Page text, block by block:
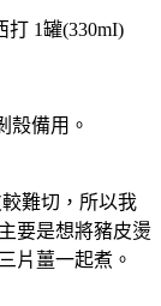
1罐(330mI)
殼備用。
難切，所以我
要是想將豬皮燙
片薑一起煮。